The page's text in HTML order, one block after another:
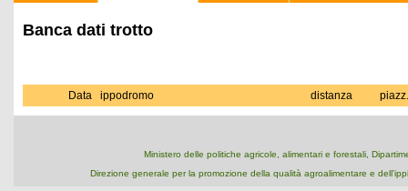
Banca dati trotto
Data ippodromo distanza piazz.
Ministero delle politiche agricole, alimentari e forestali,
Direzione generale per la promozione della qualità agroalimentare e